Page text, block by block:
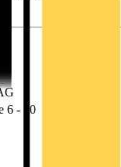
6 - 20